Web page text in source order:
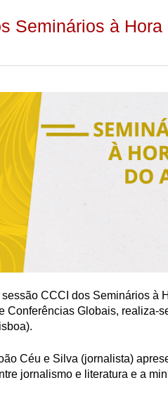
Seminários à Hora
sessão CCCI dos Seminários à
Conferências Globais, realiza-
Céu e Silva (jornalista)
jornalismo e literatura e a